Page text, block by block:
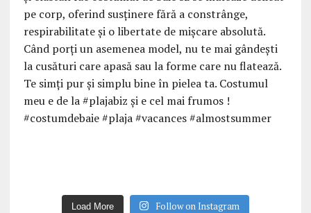
Load More Follow on Instagram